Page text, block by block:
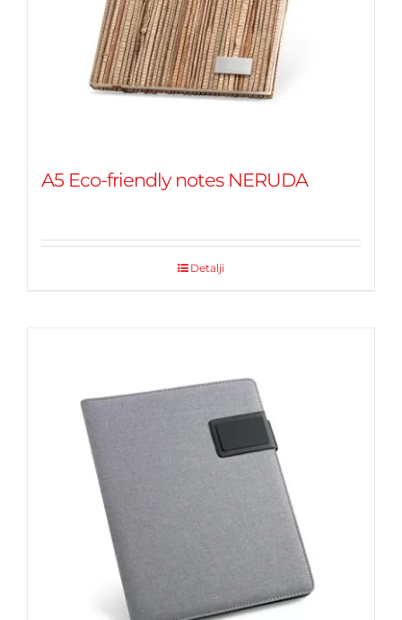
A5 Eco-friendly notes NERUDA
Detalji